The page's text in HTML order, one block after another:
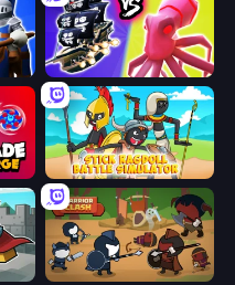
Merge! Dragons vs Knights Merge Pirates Caribbean Battle
Stick Ragdoll Battle Simulator
Warrior Clash